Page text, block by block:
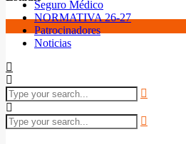
Seguro Médico
NORMATIVA 26-27
Patrocinadores
Noticias